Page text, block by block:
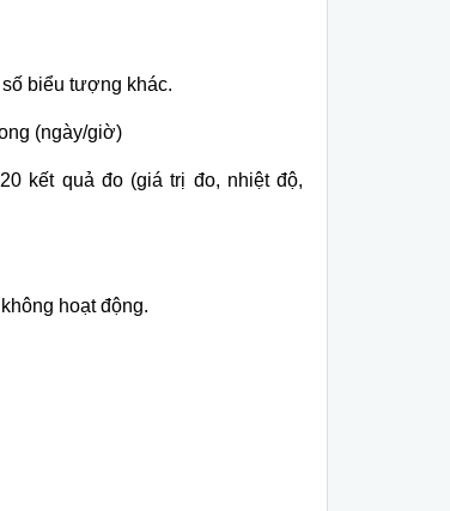
biểu tượng khác.
(ngày/giờ)
kết quả đo (giá trị đo, nhiệt độ,
hoạt động.